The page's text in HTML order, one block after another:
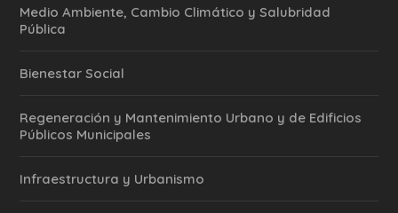
Medio Ambiente, Cambio Climático y Salubridad
Pública
Bienestar Social
Regeneración y Mantenimiento Urbano y de Edificios
Públicos Municipales
Infraestructura y Urbanismo